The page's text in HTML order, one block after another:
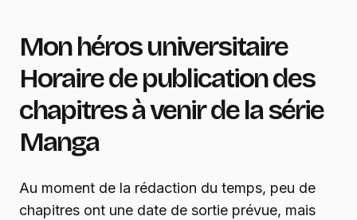
Mon héros universitaire
Horaire de publication des
chapitres à venir de la série
Manga
Au moment de la rédaction du temps, peu de
chapitres ont une date de sortie prévue, mais